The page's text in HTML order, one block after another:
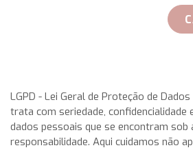
her teammates. Rosa Garca Malea
the hand of Don Javier Pomar, along
double antireflective coating.rolex
aquatimer cousteau divers replica
LGPD - Lei Geral de Proteção de
trata com seriedade,
dados pessoais que se encontram sob
responsabilidade. Aqui cuidamos não